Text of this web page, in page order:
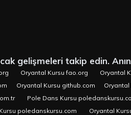
gelişmeleri takip edin.
Oryantal Kursu fao.org Oryantal
Oryantal Kursu github.com
Pole Dans Kursu
poledanskursu.com Oryantal